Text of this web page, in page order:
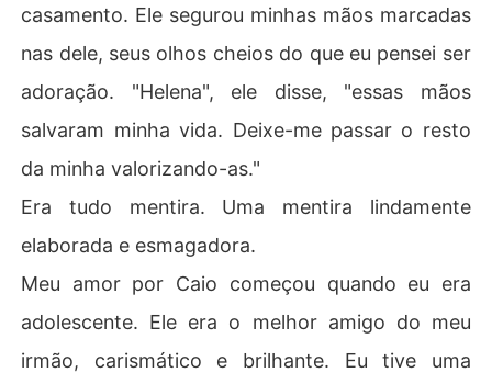
casamento. Ele segurou minhas mãos marcadas
nas dele, seus olhos cheios do que eu pensei ser
adoração. "Helena", ele disse, "essas mãos
salvaram minha vida. Deixe-me passar o resto
da minha valorizando-as."
Era tudo mentira. Uma mentira lindamente
elaborada e esmagadora.
Meu amor por Caio começou quando eu era
adolescente. Ele era o melhor amigo do meu
irmão, carismático e brilhante. Eu tive uma